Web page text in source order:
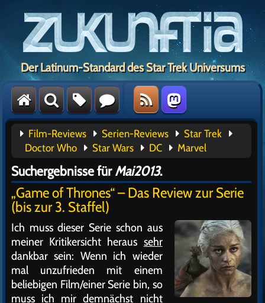
Der Latinum-Standard des Star Trek Universums
Film-Reviews Serien-Reviews
Star Trek
Doctor Who
Star Wars DC Marvel
Suchergebnisse fürMai2013.
„Game of Thrones“ – Das Review zur Serie
(bis zur 3. Staffel)
Ich muss dieser Serie schon aus
meiner Kritikersicht heraus sehr
dankbar sein: Wenn ich wieder
mal unzufrieden mit einem
beliebigen Film/einer Serie bin, so
muss ich mir demnächst nicht